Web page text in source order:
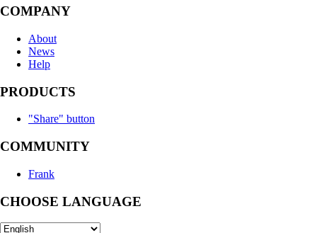
COMPANY
About
News
Help
PRODUCTS
"Share" button
COMMUNITY
Frank
CHOOSE LANGUAGE